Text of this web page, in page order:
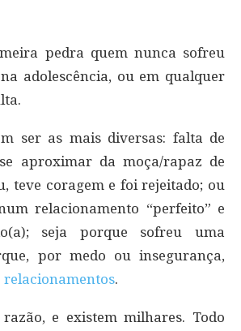
pedra quem nunca sofreu
adolescência, ou em qualquer
ser as mais diversas: falta de
aproximar da moça/rapaz de
teve coragem e foi rejeitado; ou
relacionamento “perfeito” e
seja porque sofreu uma
por medo ou insegurança,
relacionamentos.
e existem milhares. Todo